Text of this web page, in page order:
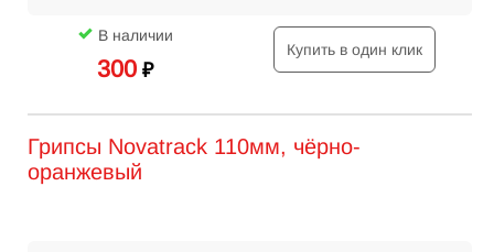
В наличии
300 ₽
Купить в один клик
Грипсы Novatrack 110мм, чёрно-
оранжевый